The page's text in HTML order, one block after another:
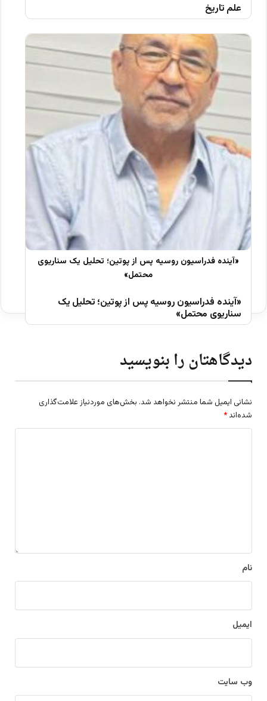
علم تاریخ
«آینده فدراسیون روسیه پس از پوتین؛ تحلیل یک
سناریوی محتمل»
دیدگاهتان را بنویسید
نشانی ایمیل شما منتشر نخواهد شد. بخش‌های موردنیاز علامت‌گذاری
شده‌اند *
نام
ایمیل
وب‌ سایت